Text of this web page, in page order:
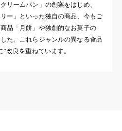
リームパン」の創案をはじめ、
ー」といった独自の商品、今もご
品「月餅」や独創的なお菓子の
た。これらジャンルの異なる食品
改良を重ねています。